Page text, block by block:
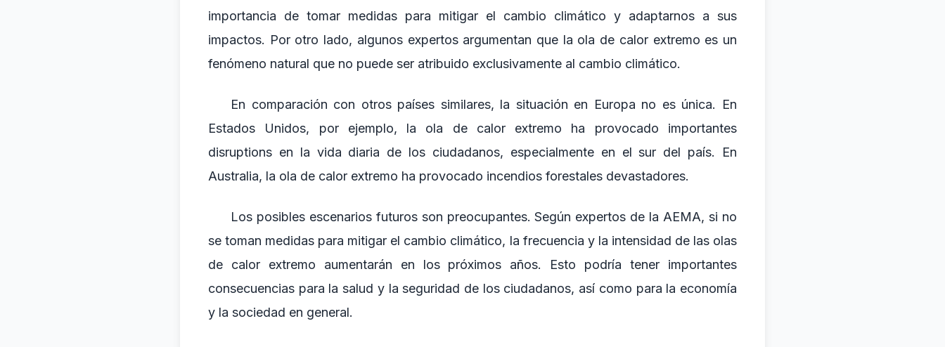
importancia de tomar medidas para mitigar el cambio climático y adaptarnos a sus
impactos. Por otro lado, algunos expertos argumentan que la ola de calor extremo es un
fenómeno natural que no puede ser atribuido exclusivamente al cambio climático.
En comparación con otros países similares, la situación en Europa no es única. En
Estados Unidos, por ejemplo, la ola de calor extremo ha provocado importantes
disruptions en la vida diaria de los ciudadanos, especialmente en el sur del país. En
Australia, la ola de calor extremo ha provocado incendios forestales devastadores.
Los posibles escenarios futuros son preocupantes. Según expertos de la AEMA, si no
se toman medidas para mitigar el cambio climático, la frecuencia y la intensidad de las olas
de calor extremo aumentarán en los próximos años. Esto podría tener importantes
consecuencias para la salud y la seguridad de los ciudadanos, así como para la economía
y la sociedad en general.